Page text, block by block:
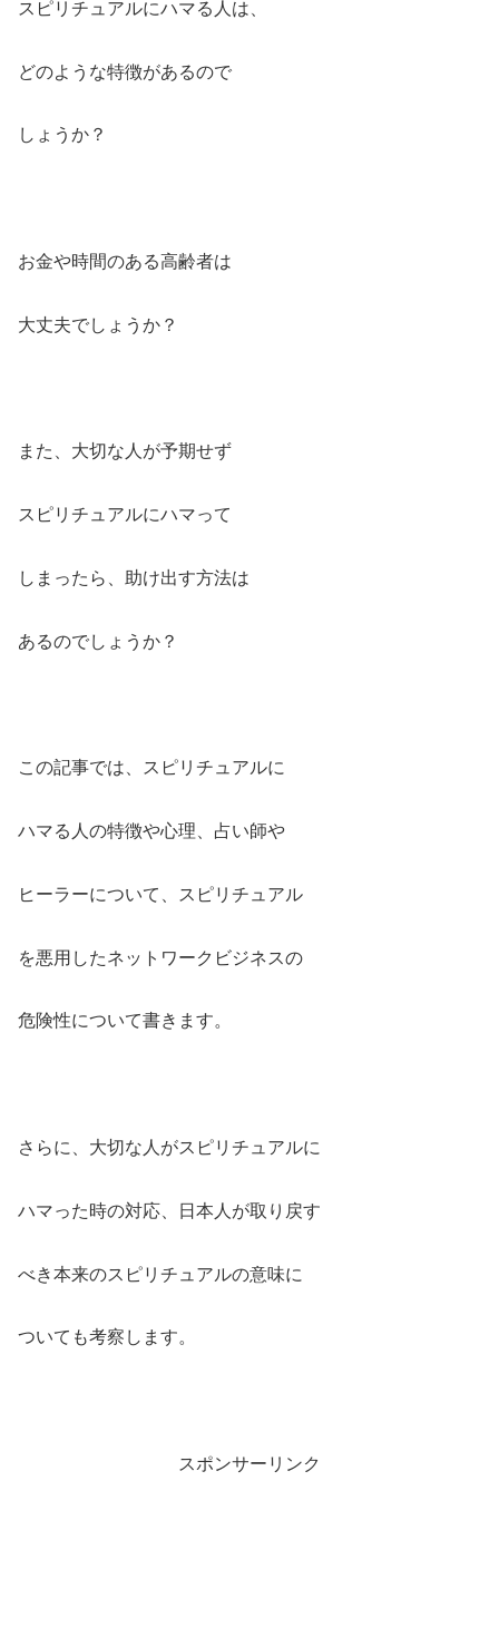
スピリチュアルにハマる人は、
どのような特徴があるので
しょうか？
お金や時間のある高齢者は
大丈夫でしょうか？
また、大切な人が予期せず
スピリチュアルにハマって
しまったら、助け出す方法は
あるのでしょうか？
この記事では、スピリチュアルに
ハマる人の特徴や心理、占い師や
ヒーラーについて、スピリチュアル
を悪用したネットワークビジネスの
危険性について書きます。
さらに、大切な人がスピリチュアルに
ハマった時の対応、日本人が取り戻す
べき本来のスピリチュアルの意味に
ついても考察します。
スポンサーリンク